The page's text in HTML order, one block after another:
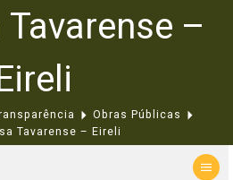
–
Obras Públicas
Tavarense – Eireli